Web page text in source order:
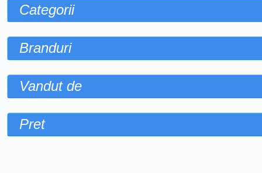
Categorii
Branduri
Vandut de
Pret